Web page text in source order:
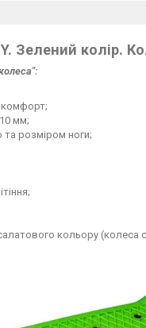
Зелений колір.
комфорт;
мм;
та розміром ноги;
кольору (колеса